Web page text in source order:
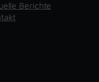
Berichte